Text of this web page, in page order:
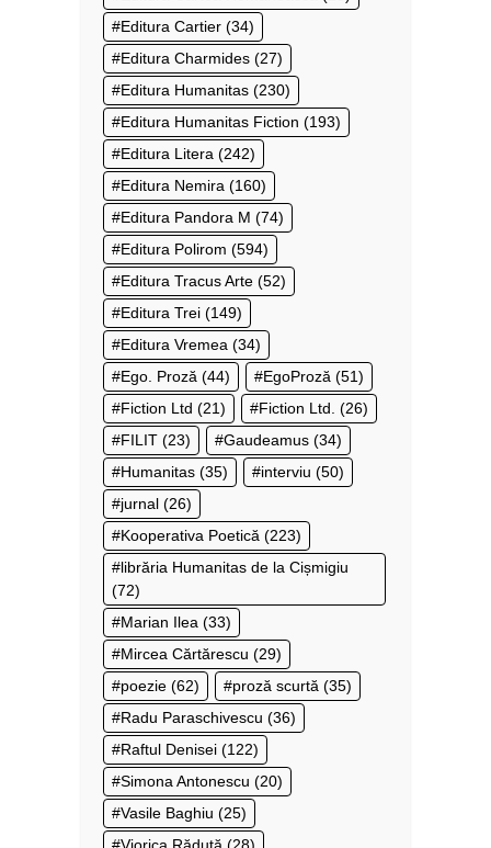
Editura Cartier (34)
Editura Charmides (27)
Editura Humanitas (230)
Editura Humanitas Fiction (193)
Editura Litera (242)
Editura Nemira (160)
Editura Pandora M (74)
Editura Polirom (594)
Editura Tracus Arte (52)
Editura Trei (149)
Editura Vremea (34)
Ego. Proză (44) EgoProză (51)
Fiction Ltd (21) Fiction Ltd. (26)
FILIT (23) Gaudeamus (34)
Humanitas (35) interviu (50)
jurnal (26)
Kooperativa Poetică (223)
librăria Humanitas de la Cișmigiu
(72)
Marian Ilea (33)
Mircea Cărtărescu (29)
poezie (62) proză scurtă (35)
Radu Paraschivescu (36)
Raftul Denisei (122)
Simona Antonescu (20)
Vasile Baghiu (25)